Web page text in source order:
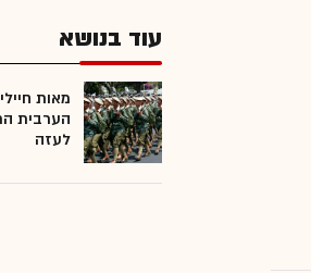
עוד בנושא
מאות
הערבית
לעזה